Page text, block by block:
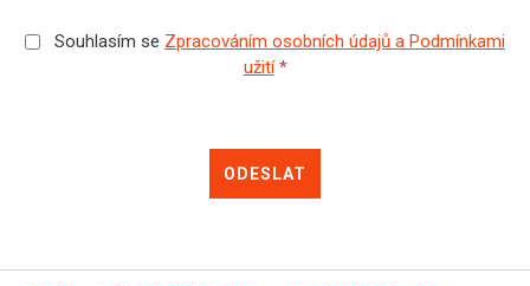
Souhlasím se Zpracováním osobních údajů a Podmínkami
užití *
ODESLAT